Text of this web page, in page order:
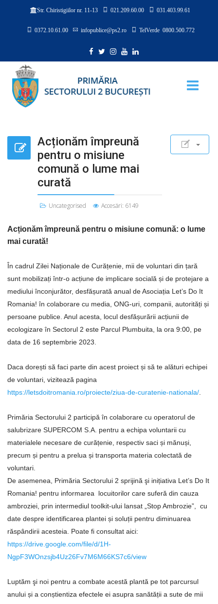
Str. Chiristigiilor nr. 11-13 021.209.60.00 031.403.99.61
0372.10.61.00 infopublice@ps2.ro TelVerde 0800.500.772
Acționăm împreună
pentru o misiune
comună o lume mai
curată
Uncategorised Accesări: 6149
Acționăm împreună pentru o misiune comună: o lume
mai curată!
În cadrul Zilei Naționale de Curățenie, mii de voluntari din țară
sunt mobilizați într-o acțiune de implicare socială și de protejare a
mediului înconjurător, desfășurată anual de Asociația Let’s Do It
Romania! în colaborare cu media, ONG-uri, companii, autorități și
persoane publice. Anul acesta, locul desfășurării acțiunii de
ecologizare în Sectorul 2 este Parcul Plumbuita, la ora 9:00, pe
data de 16 septembrie 2023.
Daca dorești să faci parte din acest proiect și să te alături echipei
de voluntari, vizitează pagina
https://letsdoitromania.ro/proiecte/ziua-de-curatenie-nationala/
Primăria Sectorului 2 participă în colaborare cu operatorul de
salubrizare SUPERCOM S.A. pentru a echipa voluntarii cu
materialele necesare de curățenie, respectiv saci și mănuși,
precum și pentru a prelua și transporta materia colectată de
voluntari.
De asemenea, Primăria Sectorului 2 sprijină şi inițiativa Let’s Do It
Romania! pentru informarea locuitorilor care suferă din cauza
ambroziei, prin intermediul toolkit-ului lansat „Stop Ambrozie”, cu
date despre identificarea plantei și soluții pentru diminuarea
răspândirii acesteia. Poate fi consultat aici:
https://drive.google.com/file/d/1H-
NgpF3WOnzsjb4Uz26Fv7M6M66KS7c6/view
Luptăm şi noi pentru a combate acestă plantă pe tot parcursul
anului și a conștientiza efectele ei asupra sanătății a sute de mii